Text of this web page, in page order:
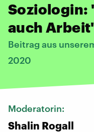
Soziologin:
auch
Beitrag aus
2020
Moderatorin:
Shalin Rogall